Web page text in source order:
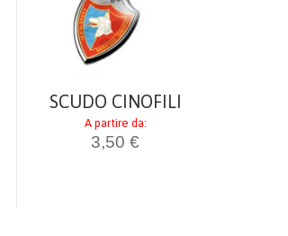
SCUDO CINOFILI
A partire da:
3,50 €